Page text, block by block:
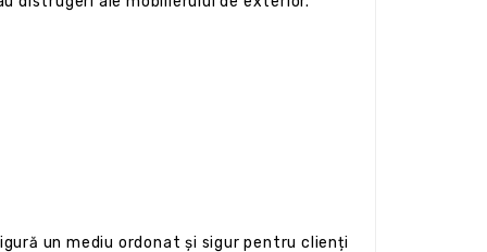
un mediu ordonat și sigur pentru clienți